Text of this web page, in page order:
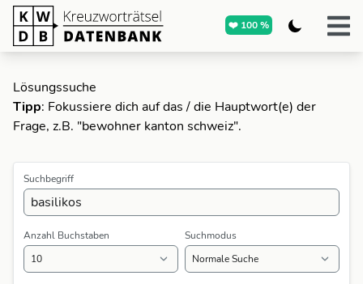
❤️ 100 %
Lösungssuche
Tipp: Fokussiere dich auf das / die Hauptwort(e) der
Frage, z.B. "bewohner kanton schweiz".
Suchbegriff
Anzahl Buchstaben Suchmodus